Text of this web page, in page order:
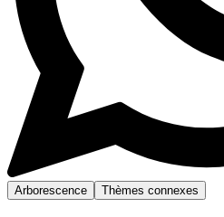
Arborescence Thèmes connexes